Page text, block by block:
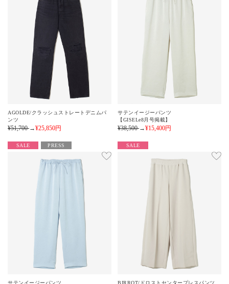
AGOLDE/クラッシュストレートデニムパ
ンツ
¥51,700→¥25,850円
サテンイージーパンツ
【GISELe8月号掲載】
¥38,500→¥15,400円
SALE PRESS
サテンイージーパンツ
SALE
BIRROT/ドロストセンタープレスパンツ